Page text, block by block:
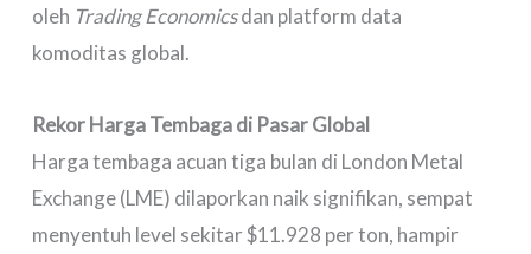
oleh Trading Economicsdan platform data
komoditas global.
Rekor Harga Tembaga di Pasar Global
Harga tembaga acuan tiga bulan di London Metal
Exchange (LME) dilaporkan naik signifikan, sempat
menyentuh level sekitar $11.928 per ton, hampir